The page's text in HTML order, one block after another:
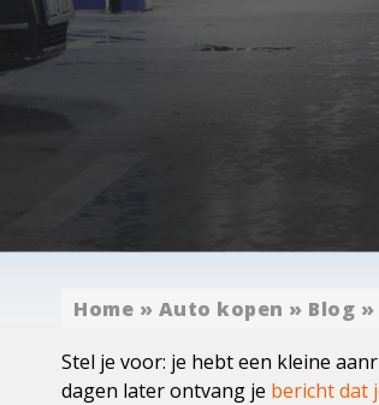
Home » Auto kopen » Blog »
Stel je voor: je hebt een kleine
dagen later ontvang je bericht dat